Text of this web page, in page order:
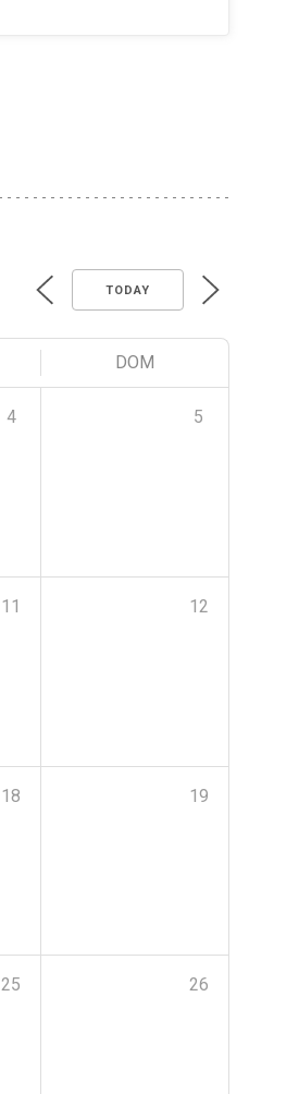
TODAY
DOM
4 5
11 12
18 19
25 26